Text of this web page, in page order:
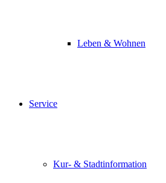
Leben & Wohnen
Service
Kur- & Stadtinformation